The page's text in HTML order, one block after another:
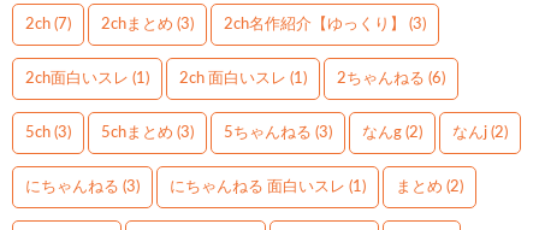
2ch (7) 2chまとめ (3) 2ch名作紹介【ゆっくり】 (3)
2ch面白いスレ (1) 2ch 面白いスレ (1) 2ちゃんねる (6)
5ch (3) 5chまとめ (3) 5ちゃんねる (3) なんg (2) なんj (2)
にちゃんねる (3) にちゃんねる 面白いスレ (1) まとめ (2)